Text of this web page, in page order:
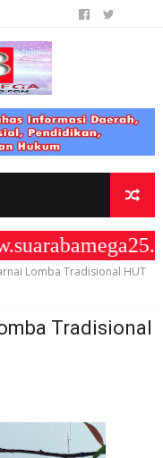
Lomba Tradisional HUT
Tradisional